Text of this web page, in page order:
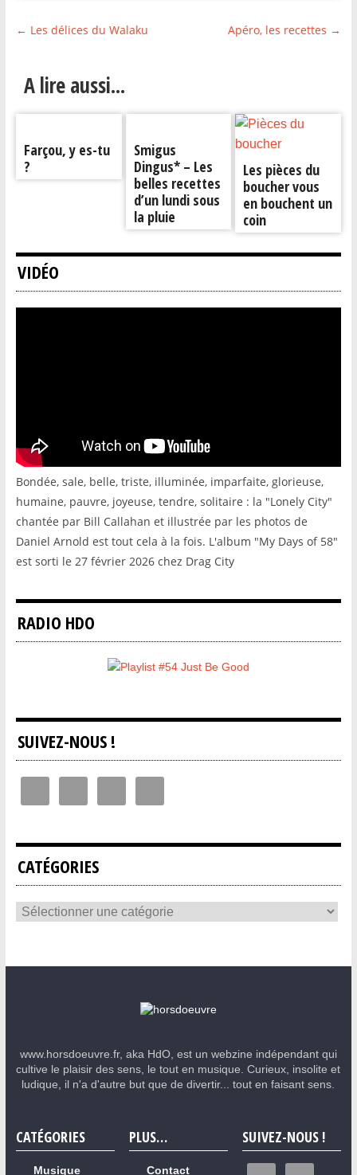
← Les délices du Walaku Apéro, les recettes →
A lire aussi...
Farçou, y es-tu
?
Smigus
Dingus* – Les
belles recettes
d’un lundi sous
la pluie
Les pièces du
boucher vous
en bouchent un
coin
VIDÉO
Bondée, sale, belle, triste, illuminée, imparfaite, glorieuse,
humaine, pauvre, joyeuse, tendre, solitaire : la "Lonely City"
chantée par Bill Callahan et illustrée par les photos de
Daniel Arnold est tout cela à la fois. L'album "My Days of 58"
est sorti le 27 février 2026 chez Drag City
RADIO HDO
SUIVEZ-NOUS !
CATÉGORIES
www.horsdoeuvre.fr, aka HdO, est un webzine indépendant qui
cultive le plaisir des sens, le tout en musique. Curieux, insolite et
ludique, il n'a d'autre but que de divertir... tout en faisant sens.
CATÉGORIES
Musique
PLUS…
Contact
SUIVEZ-NOUS !